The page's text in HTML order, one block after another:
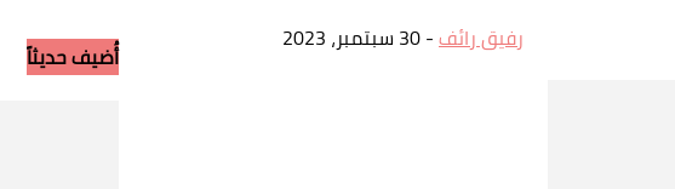
رفيق رائف-30 سبتمبر، 2023
أُضيف حديثاً